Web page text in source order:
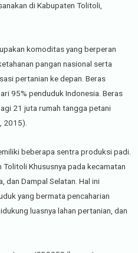
di Kabupaten Tolitoli,
komoditas yang berperan
pangan nasional serta
pertanian ke depan. Beras
95% penduduk Indonesia. Beras
21 juta rumah tangga petani
2015).
beberapa sentra produksi padi.
Khususnya pada kecamatan
dan Dampal Selatan. Hal ini
yang bermata pencaharian
luasnya lahan pertanian, dan